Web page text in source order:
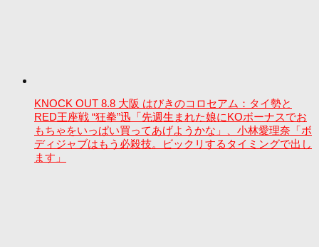
KNOCK OUT 8.8 大阪 はびきのコロセアム：タイ勢と
RED王座戦 “狂拳”迅「先週生まれた娘にKOボーナスでお
もちゃをいっぱい買ってあげようかな」、小林愛理奈「ボ
ディジャブはもう必殺技。ビックリするタイミングで出し
ます」